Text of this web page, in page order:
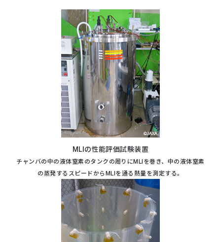
MLIの性能評価試験装置
チャンバの中の液体窒素のタンクの周りにMLIを巻き、中の液体窒素
の蒸発するスピードからMLIを通る 熱量を測定する。